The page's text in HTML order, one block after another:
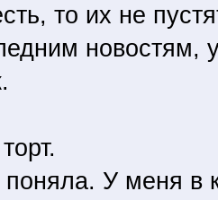
то их не
новостям,
У меня в